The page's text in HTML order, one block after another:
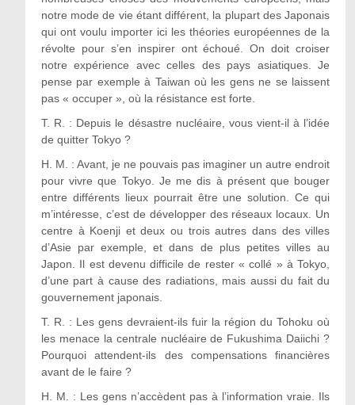
notre mode de vie étant différent, la plupart des Japonais
qui ont voulu importer ici les théories européennes de la
révolte pour s’en inspirer ont échoué. On doit croiser
notre expérience avec celles des pays asiatiques. Je
pense par exemple à Taiwan où les gens ne se laissent
pas « occuper », où la résistance est forte.
T. R. : Depuis le désastre nucléaire, vous vient-il à l’idée
de quitter Tokyo ?
H. M. : Avant, je ne pouvais pas imaginer un autre endroit
pour vivre que Tokyo. Je me dis à présent que bouger
entre différents lieux pourrait être une solution. Ce qui
m’intéresse, c’est de développer des réseaux locaux. Un
centre à Koenji et deux ou trois autres dans des villes
d’Asie par exemple, et dans de plus petites villes au
Japon. Il est devenu difficile de rester « collé » à Tokyo,
d’une part à cause des radiations, mais aussi du fait du
gouvernement japonais.
T. R. : Les gens devraient-ils fuir la région du Tohoku où
les menace la centrale nucléaire de Fukushima Daiichi ?
Pourquoi attendent-ils des compensations financières
avant de le faire ?
H. M. : Les gens n’accèdent pas à l’information vraie. Ils